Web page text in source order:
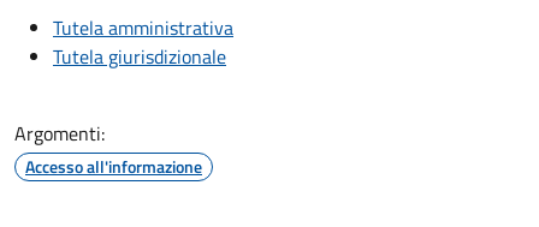
Tutela amministrativa
Tutela giurisdizionale
Argomenti:
Accesso all'informazione